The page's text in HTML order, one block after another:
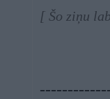
[ Šo ziņu